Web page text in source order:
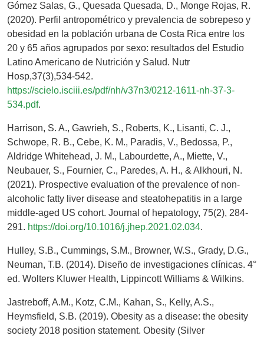
Gómez Salas, G., Quesada Quesada, D., Monge Rojas, R.
(2020). Perfil antropométrico y prevalencia de sobrepeso y
obesidad en la población urbana de Costa Rica entre los
20 y 65 años agrupados por sexo: resultados del Estudio
Latino Americano de Nutrición y Salud. Nutr
Hosp,37(3),534-542.
https://scielo.isciii.es/pdf/nh/v37n3/0212-1611-nh-37-3-
534.pdf.
Harrison, S. A., Gawrieh, S., Roberts, K., Lisanti, C. J.,
Schwope, R. B., Cebe, K. M., Paradis, V., Bedossa, P.,
Aldridge Whitehead, J. M., Labourdette, A., Miette, V.,
Neubauer, S., Fournier, C., Paredes, A. H., & Alkhouri, N.
(2021). Prospective evaluation of the prevalence of non-
alcoholic fatty liver disease and steatohepatitis in a large
middle-aged US cohort. Journal of hepatology, 75(2), 284-
291. https://doi.org/10.1016/j.jhep.2021.02.034.
Hulley, S.B., Cummings, S.M., Browner, W.S., Grady, D.G.,
Neuman, T.B. (2014). Diseño de investigaciones clínicas. 4°
ed. Wolters Kluwer Health, Lippincott Williams & Wilkins.
Jastreboff, A.M., Kotz, C.M., Kahan, S., Kelly, A.S.,
Heymsfield, S.B. (2019). Obesity as a disease: the obesity
society 2018 position statement. Obesity (Silver